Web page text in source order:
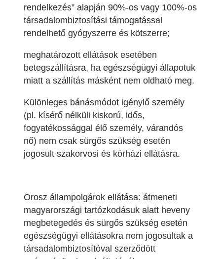
rendelkezés” alapján 90%-os vagy 100%-os
társadalombiztosítási támogatással
rendelhető gyógyszerre és kötszerre;
meghatározott ellátások esetében
betegszállításra, ha egészségügyi állapotuk
miatt a szállítás másként nem oldható meg.
Különleges bánásmódot igénylő személy
(pl. kísérő nélküli kiskorú, idős,
fogyatékossággal élő személy, várandós
nő) nem csak sürgős szükség esetén
jogosult szakorvosi és kórházi ellátásra.
Orosz állampolgárok ellátása: átmeneti
magyarországi tartózkodásuk alatt heveny
megbetegedés és sürgős szükség esetén
egészségügyi ellátásokra nem jogosultak a
társadalombiztosítóval szerződött